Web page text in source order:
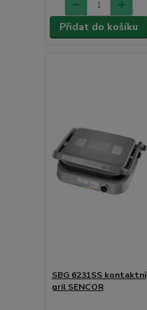
Přidat do košíku
SBG 6231SS kontaktní
gril SENCOR